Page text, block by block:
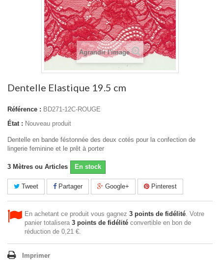
Agrandir l'image
Dentelle Elastique 19.5 cm
Référence : BD271-12C-ROUGE
État : Nouveau produit
Dentelle en bande féstonnée des deux cotés pour la confection de
lingerie feminine et le prêt à porter
3 Mètres ou Articles En stock
Tweet Partager Google+ Pinterest
En achetant ce produit vous gagnez 3 points de fidélité. Votre
panier totalisera 3 points de fidélité convertible en bon de
réduction de 0,21 €.
Imprimer